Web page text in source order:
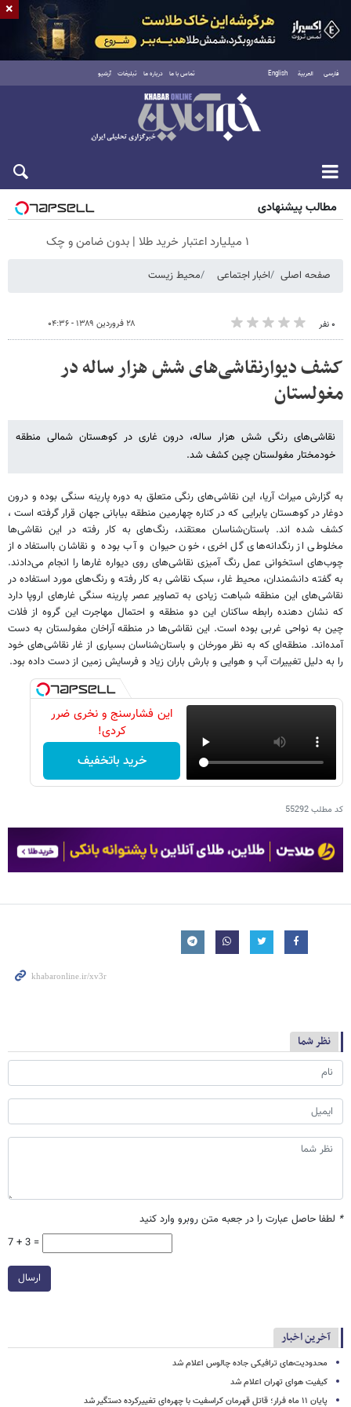
فارسی العربية English تماس با ما درباره ما تبلیغات آرشیو
جمعه ۱۶ مرداد ۱۴۰۵
مطالب پیشنهادی
۱ میلیارد اعتبار خرید طلا | بدون ضامن و چک
صفحه اصلی اخبار اجتماعی محیط زیست
۰ نفر ۲۸ فروردین ۱۳۸۹ - ۰۴:۳۶
کشف دیوارنقاشی‌های شش هزار ساله در
مغولستان
نقاشی‌های رنگی شش هزار ساله‌، درون غاری در کوهستان شمالی منطقه
خودمختار مغولستان چین کشف شد.
به گزارش میراث آریا،‌ این نقاشی‌های رنگی متعلق به دوره پارینه سنگی بوده و درون
دوغار در کوهستان یابرایی که در کناره چهارمین منطقه بیابانی جهان قرار گرفته است ،
کشف شده اند. باستان‌شناسان معتقند، رنگ‌های به کار رفته در این نقاشی‌ها
مخلوطی از رنگدانه‌های گل اخری، خون حیوان و آب بوده و نقاشان بااستفاده از
چوب‌های استخوانی عمل رنگ آمیزی نقاشی‌های روی دیواره غارها را انجام می‌دادند.
به گفته دانشمندان، محیط غار، سبک نقاشی به کار رفته و رنگ‌های مورد استفاده در
نقاشی‌های این منطقه شباهت زیادی به تصاویر عصر پارینه سنگی غارهای اروپا دارد
که نشان دهنده رابطه ساکنان این دو منطقه و احتمال مهاجرت این گروه از فلات
چین به نواحی غربی بوده است. این نقاشی‌ها در منطقه آراخان مغولستان به دست
آمده‌اند. منطقه‌ای که به نظر مورخان و باستان‌شناسان بسیاری از غار نقاشی‌های خود
را به دلیل تغییرات آب و هوایی و بارش باران زیاد و فرسایش زمین از دست داده بود.
این فشارسنج و نخری ضرر
کردی!
خرید باتخفیف
کد مطلب55292
نظر شما
* لطفا حاصل عبارت را در جعبه متن روبرو وارد کنید
7 + 3 =
ارسال
آخرین اخبار
محدودیت‌های ترافیکی جاده چالوس اعلام شد
کیفیت هوای تهران اعلام شد
پایان ۱۱ ماه فرار؛ قاتل قهرمان کراسفیت با چهره‌ای تغییرکرده دستگیر شد
×